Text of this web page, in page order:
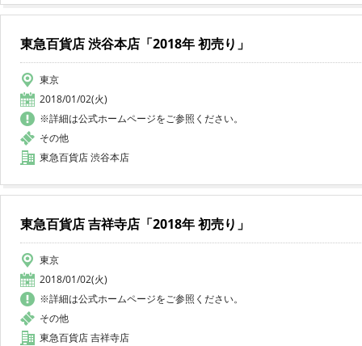
東急百貨店 渋谷本店「2018年 初売り」
東京
2018/01/02(火)
※詳細は公式ホームページをご参照ください。
その他
東急百貨店 渋谷本店
東急百貨店 吉祥寺店「2018年 初売り」
東京
2018/01/02(火)
※詳細は公式ホームページをご参照ください。
その他
東急百貨店 吉祥寺店